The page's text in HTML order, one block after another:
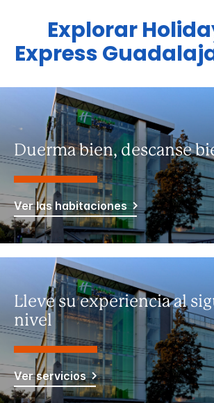
Explorar
Express
Duerma bien, descanse
Ver las habitaciones
Lleve su experiencia al
nivel
Ver servicios